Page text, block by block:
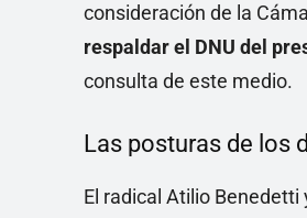
consideración de la
respaldar el DNU del
consulta de este medio.
Las posturas de los
El radical Atilio